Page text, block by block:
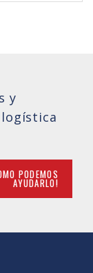
y
PODEMOS
AYUDARLO!